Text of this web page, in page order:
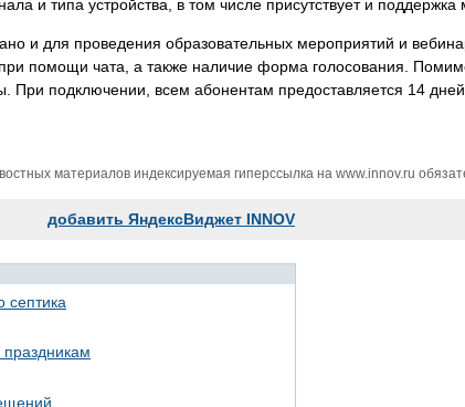
и типа устройства, в том числе присутствует и поддержка
и для проведения образовательных мероприятий и
помощи чата, а также наличие форма голосования.
подключении, всем абонентам предоставляется 14 дней
материалов индексируемая гиперссылка на www.innov.ru
добавить ЯндексВиджет INNOV
септика